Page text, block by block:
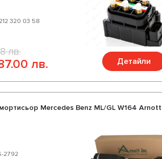
320 03 58
лв.
лв. Детайли
Mercedes Benz ML/GL W164 Arnott
2792